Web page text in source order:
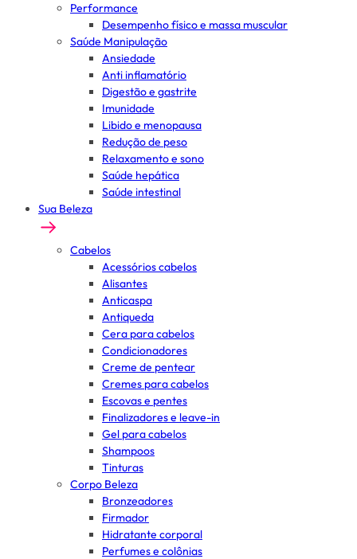
Performance
Desempenho físico e massa muscular
Saúde Manipulação
Ansiedade
Anti inflamatório
Digestão e gastrite
Imunidade
Libido e menopausa
Redução de peso
Relaxamento e sono
Saúde hepática
Saúde intestinal
Sua Beleza
Cabelos
Acessórios cabelos
Alisantes
Anticaspa
Antiqueda
Cera para cabelos
Condicionadores
Creme de pentear
Cremes para cabelos
Escovas e pentes
Finalizadores e leave-in
Gel para cabelos
Shampoos
Tinturas
Corpo Beleza
Bronzeadores
Firmador
Hidratante corporal
Perfumes e colônias